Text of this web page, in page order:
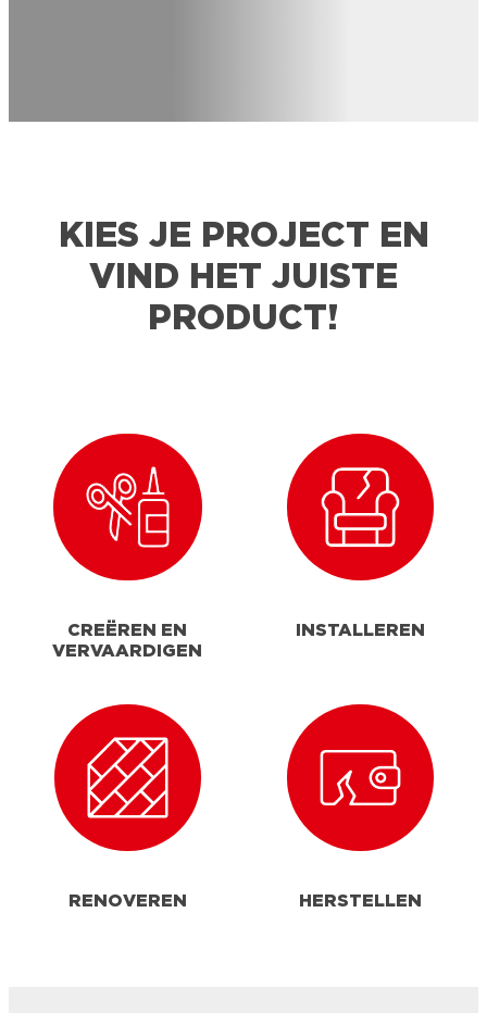
KIES JE PROJECT EN
VIND HET JUISTE
PRODUCT!
CREËREN EN
VERVAARDIGEN
INSTALLEREN
RENOVEREN HERSTELLEN